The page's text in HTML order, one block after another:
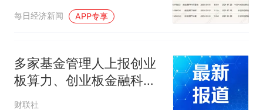
ETF，背后跟踪的指数有
什么不同？
每日经济新闻 APP专享
多家基金管理人上报创业
板算力、创业板金融科技
ETF
财联社